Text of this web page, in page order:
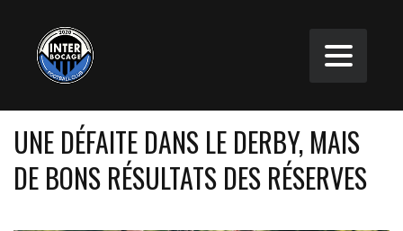
UNE DÉFAITE DANS LE DERBY, MAIS
DE BONS RÉSULTATS DES RÉSERVES